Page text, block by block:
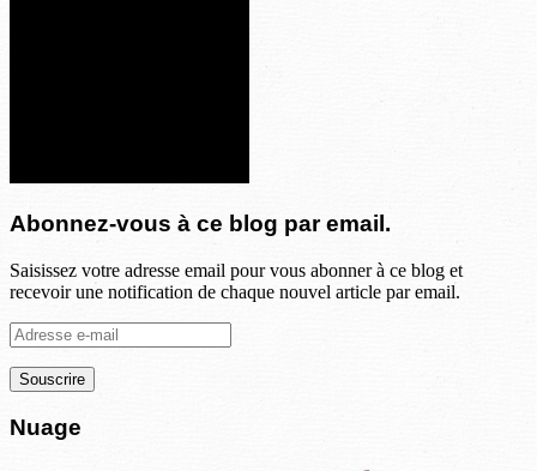
Abonnez-vous à ce blog par email.
Saisissez votre adresse email pour vous abonner à ce blog et
recevoir une notification de chaque nouvel article par email.
Adresse
e-
mail
Nuage